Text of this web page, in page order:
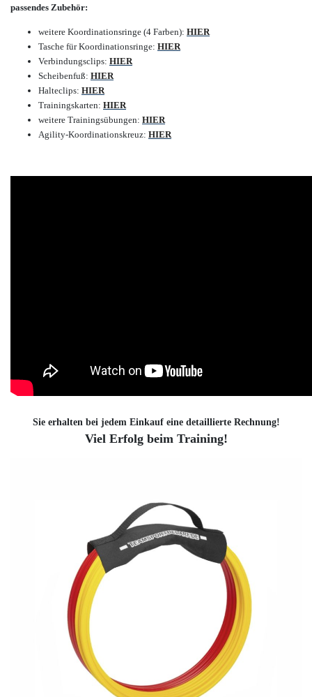
passendes Zubehör:
weitere Koordinationsringe (4 Farben): HIER
Tasche für Koordinationsringe: HIER
Verbindungsclips: HIER
Scheibenfuß: HIER
Halteclips: HIER
Trainingskarten: HIER
weitere Trainingsübungen: HIER
Agility-Koordinationskreuz: HIER
Sie erhalten bei jedem Einkauf eine detaillierte Rechnung!
Viel Erfolg beim Training!